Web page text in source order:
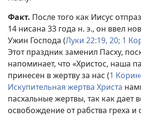
Факт. После того как Иисус
14 нисана 33 года н. э., он ввел
Ужин Господа (Луки 22:19, 20; 1
Этот праздник заменил Пасху,
напоминает, что «Христос, наша
принесен в жертву за нас (1
Искупительная жертва Христа
пасхальные жертвы, так как дает
освобождение от рабства греха и